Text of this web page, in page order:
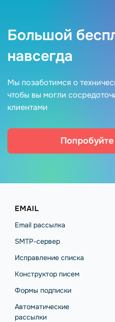
Большой
навсегда
Мы позаботимся о
чтобы вы могли
клиентами
EMAIL
Email рассылка
SMTP-сервер
Исправление списка
Конструктор писем
Формы подписки
Автоматические
рассылки